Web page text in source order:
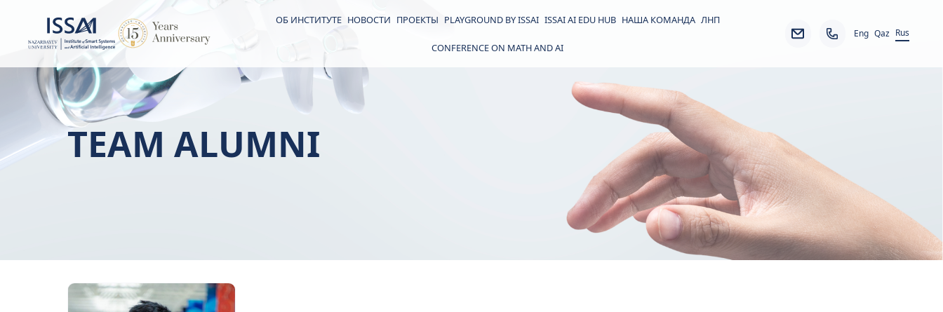
ОБ ИНСТИТУТЕ НОВОСТИ ПРОЕКТЫ PLAYGROUND BY ISSAI ISSAI AI EDU HUB НАША КОМАНДА ЛНП
CONFERENCE ON MATH AND AI
Eng Qaz Rus
TEAM ALUMNI